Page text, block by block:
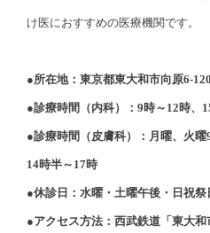
け医におすすめの医療機関です。
●所在地：東京都東大和市向原6-
●診療時間（内科）：9時～12時、
●診療時間（皮膚科）：月曜、火曜
14時半～17時
●休診日：水曜・土曜午後・日祝祭
●アクセス方法：西武鉄道「東大